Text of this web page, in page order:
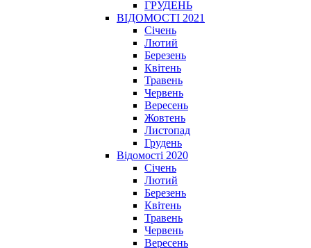
ГРУДЕНЬ
ВІДОМОСТІ 2021
Січень
Лютий
Березень
Квітень
Травень
Червень
Вересень
Жовтень
Листопад
Грудень
Відомості 2020
Січень
Лютий
Березень
Квітень
Травень
Червень
Вересень